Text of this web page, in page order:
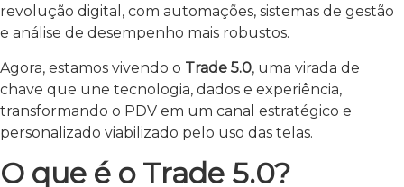
revolução digital, com automações, sistemas de gestão
e análise de desempenho mais robustos.
Agora, estamos vivendo o Trade 5.0, uma virada de
chave que une tecnologia, dados e experiência,
transformando o PDV em um canal estratégico e
personalizado viabilizado pelo uso das telas.
O que é o Trade 5.0?